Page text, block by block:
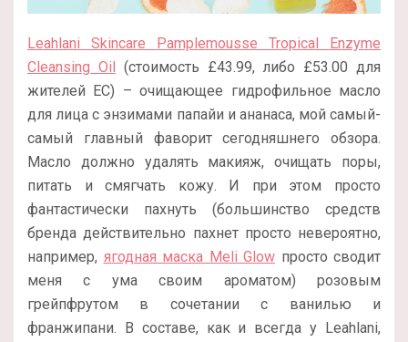
Leahlani Skincare Pamplemousse Tropical Enzyme
Cleansing Oil
(стоимость £43.99, либо £53.00 для
жителей ЕС) – очищающее гидрофильное масло
для лица с энзимами папайи и ананаса, мой самый-
самый главный фаворит сегодняшнего обзора.
Масло должно удалять макияж, очищать поры,
питать и смягчать кожу. И при этом просто
фантастически пахнуть (большинство средств
бренда действительно пахнет просто невероятно,
например, ягодная маска Meli Glow просто сводит
меня с ума своим ароматом) розовым
грейпфрутом в сочетании с ванилью и
франжипани. В составе, как и всегда у Leahlani,